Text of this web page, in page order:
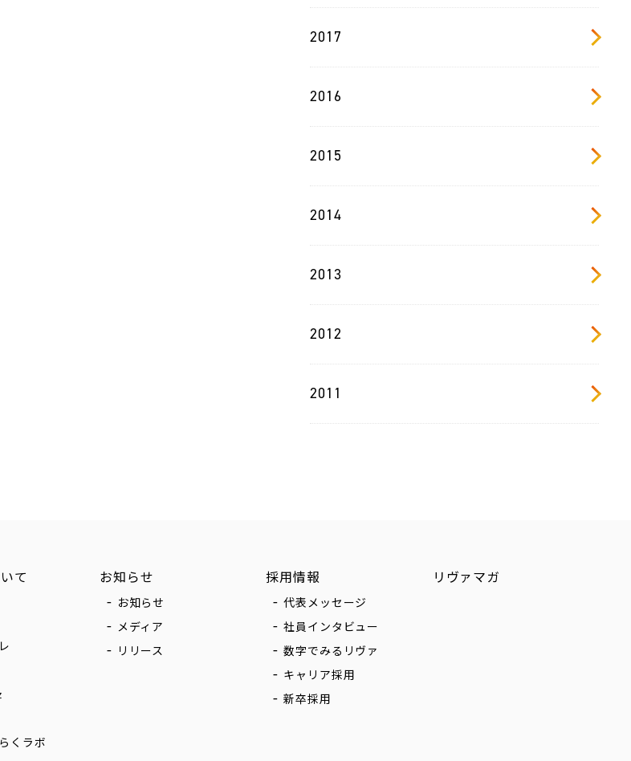
2017
2016
2015
2014
2013
2012
2011
て
くラボ
お知らせ
お知らせ
メディア
リリース
採用情報
代表メッセージ
社員インタビュー
数字でみるリヴァ
キャリア採用
新卒採用
リヴァマガ